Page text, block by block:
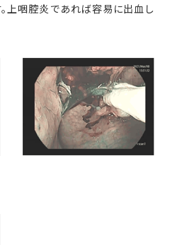
上咽腔炎であれば容易に出血し